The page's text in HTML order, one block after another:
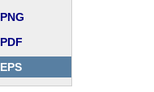
PNG
PDF
EPS